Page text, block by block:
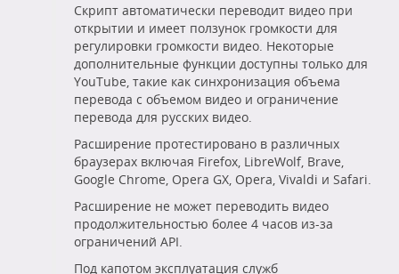
Скрипт автоматически переводит видео при
открытии и имеет ползунок громкости для
регулировки громкости видео. Некоторые
дополнительные функции доступны только для
YouTube, такие как синхронизация объема
перевода с объемом видео и ограничение
перевода для русских видео.
Расширение протестировано в различных
браузерах включая Firefox, LibreWolf, Brave,
Google Chrome, Opera GX, Opera, Vivaldi и Safari.
Расширение не может переводить видео
продолжительностью более 4 часов из-за
ограничений API.
Под капотом эксплуатация служб